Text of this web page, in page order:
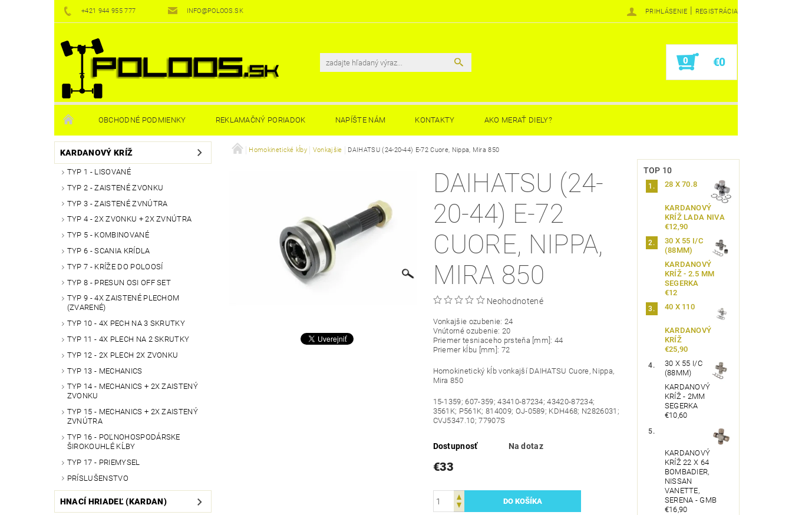
+421 944 955 777 INFO@POLOOS.SK PRIHLÁSENIE | REGISTRÁCIA
0 €0
OBCHODNÉ PODMIENKY REKLAMAČNÝ PORIADOK NAPÍŠTE NÁM KONTAKTY AKO MERAŤ DIELY?
KARDANOVÝ KRÍŽ
TYP 1 - LISOVANÉ
TYP 2 - ZAISTENÉ ZVONKU
TYP 3 - ZAISTENÉ ZVNÚTRA
TYP 4 - 2X ZVONKU + 2X ZVNÚTRA
TYP 5 - KOMBINOVANÉ
TYP 6 - SCANIA KRÍDLA
TYP 7 - KRÍŽE DO POLOOSÍ
TYP 8 - PRESUN OSI OFF SET
TYP 9 - 4X ZAISTENÉ PLECHOM
(ZVARENÉ)
TYP 10 - 4X PECH NA 3 SKRUTKY
TYP 11 - 4X PLECH NA 2 SKRUTKY
TYP 12 - 2X PLECH 2X ZVONKU
TYP 13 - MECHANICS
TYP 14 - MECHANICS + 2X ZAISTENÝ
ZVONKU
TYP 15 - MECHANICS + 2X ZAISTENÝ
ZVNÚTRA
TYP 16 - POĽNOHOSPODÁRSKE
ŠIROKOUHLÉ KĹBY
TYP 17 - PRIEMYSEL
PRÍSLUŠENSTVO
HNACÍ HRIADEĽ (KARDAN)
Homokinetické kĺby Vonkajšie DAIHATSU (24-20-44) E-72 Cuore, Nippa, Mira 850
DAIHATSU (24-
20-44) E-72
CUORE, NIPPA,
MIRA 850
Neohodnotené
Vonkajšie ozubenie: 24
Vnútorné ozubenie: 20
Priemer tesniaceho prsteňa [mm]: 44
Priemer kĺbu [mm]: 72
Homokinetický kĺb vonkajší DAIHATSU Cuore, Nippa,
Mira 850
15-1359; 607-359; 43410-87234; 43420-87234;
3561K; P561K; 814009; OJ-0589; KDH468; N2826031;
CVJ5347.10; 77907S
Dostupnosť Na dotaz
€33
TOP 10
28 X 70.8
KARDANOVÝ
KRÍŽ LADA NIVA
€12,90
30 X 55 I/C
(88MM)
KARDANOVÝ
KRÍŽ - 2.5 MM
SEGERKA
€12
40 X 110
KARDANOVÝ
KRÍŽ
€25,90
30 X 55 I/C
(88MM)
KARDANOVÝ
KRÍŽ - 2MM
SEGERKA
€10,60
KARDANOVÝ
KRÍŽ 22 X 64
BOMBADIER,
NISSAN
VANETTE,
SERENA - GMB
€16,90